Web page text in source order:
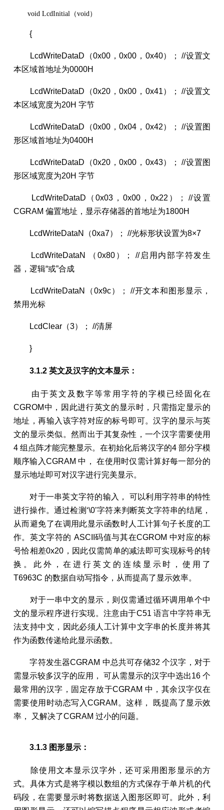
void LcdInitial（void）
{
LcdWriteDataD（0x00，0x00，0x40）； //设置文
本区域首地址为0000H
LcdWriteDataD（0x20，0x00，0x41）； //设置文
本区域宽度为20H 字节
LcdWriteDataD（0x00，0x04，0x42）； //设置图
形区域首地址为0400H
LcdWriteDataD（0x20，0x00，0x43）； //设置图
形区域宽度为20H 字节
LcdWriteDataD（0x03，0x00，0x22）； //设置
CGRAM 偏置地址，显示存储器的首地址为1800H
LcdWriteDataN（0xa7）； //光标形状设置为8×7
LcdWriteDataN （0x80）； //启用内部字符发生
器，逻辑“或”合成
LcdWriteDataN（0x9c）； //开文本和图形显示，
禁用光标
LcdClear（3）； //清屏
}
3.1.2 英文及汉字的文本显示：
由于英文及数字等常用字符的字模已经固化在
CGROM中，因此进行英文的显示时，只需指定显示的
地址，再输入该字符对应的标号即可。汉字的显示与英
文的显示类似。然而出于其复杂性，一个汉字需要使用
4 组点阵才能完整显示。在初始化后将汉字的4 部分字模
顺序输入CGRAM 中， 在使用时仅需计算好每一部分的
显示地址即可对汉字进行完美显示。
对于一串英文字符的输入， 可以利用字符串的特性
进行操作。通过检测‘\0’字符来判断英文字符串的结尾，
从而避免了在调用此显示函数时人工计算句子长度的工
作。英文字符的 ASCII码值与其在CGROM 中对应的标
号恰相差0x20，因此仅需简单的减法即可实现标号的转
换。此外，在进行英文的连续显示时，使用了
T6963C 的数据自动写指令，从而提高了显示效率。
对于一串中文的显示，则仅需通过循环调用单个中
文的显示程序进行实现。注意由于C51 语言中字符串无
法支持中文，因此必须人工计算中文字串的长度并将其
作为函数传递给此显示函数。
字符发生器CGRAM 中总共可存储32 个汉字，对于
需显示较多汉字的应用， 可从需显示的汉字中选出16 个
最常用的汉字，固定存放于CGRAM 中，其余汉字仅在
需要使用时动态写入CGRAM。这样， 既提高了显示效
率， 又解决了CGRAM 过小的问题。
3.1.3 图形显示：
除使用文本显示汉字外，还可采用图形显示的方
式。具体方式是将字模以数组的方式保存于单片机的代
码段，在需要显示时将数据送入图形区即可。此外，利